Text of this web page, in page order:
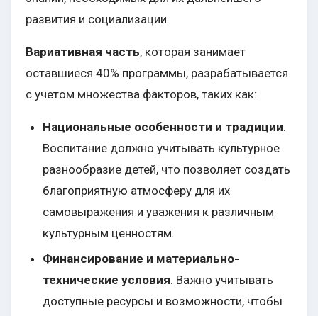
развития и социализации.
Вариативная часть, которая занимает
оставшиеся 40% программы, разрабатывается
с учетом множества факторов, таких как:
Национальные особенности и традиции.
Воспитание должно учитывать культурное
разнообразие детей, что позволяет создать
благоприятную атмосферу для их
самовыражения и уважения к различным
культурным ценностям.
Финансирование и материально-
технические условия. Важно учитывать
доступные ресурсы и возможности, чтобы